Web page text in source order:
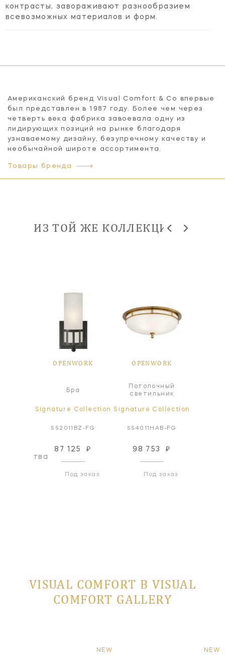
контрасты, завораживают разнообразием
всевозможных материалов и форм.
Американский бренд Visual Comfort & Co впервые
был представлен в 1987 году. Более чем через
четверть века фабрика завоевала одну из
лидирующих позиций на рынке благодаря
узнаваемому дизайну, безупречному качеству и
необычайной широте ассортимента.
Товары бренда
ИЗ ТОЙ ЖЕ КОЛЛЕКЦИИ
OPENWORK
Бра
Signature Collection
SS2011BZ-FG
87 125 ₽
Под заказ
OPENWORK
Потолочный
светильник
Signature Collection
SS4011HAB-FG
98 753 ₽
Под заказ
VISUAL COMFORT В VISUAL
COMFORT GALLERY
NEW NEW